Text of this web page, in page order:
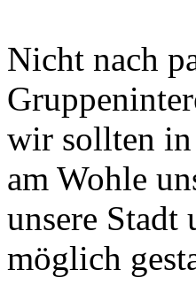
Nicht nach
wir sollten in
am Wohle
unsere
möglich